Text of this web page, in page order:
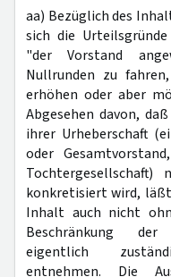
aa) Bezüglich des
sich die
"der Vorstand
Nullrunden zu
erhöhen oder aber
Abgesehen davon,
ihrer Urheberschaft
oder
Tochtergesellschaft)
konkretisiert wird,
Inhalt auch nicht
Beschränkung
eigentlich
entnehmen. Die